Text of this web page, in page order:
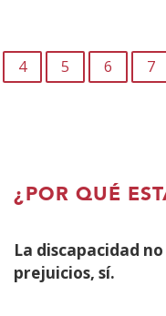
PAGINACIÓN
4 5 6 7
¿POR QUÉ
La discapacidad
prejuicios, sí.